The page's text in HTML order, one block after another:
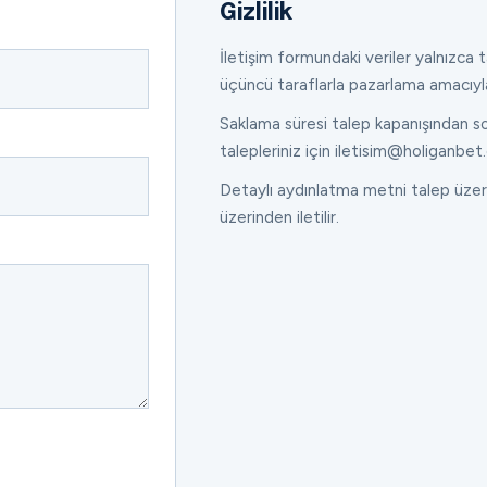
Gizlilik
İletişim formundaki veriler yalnızca
üçüncü taraflarla pazarlama
Saklama süresi talep kapanışından
talepleriniz için
Detaylı aydınlatma metni talep
üzerinden iletilir.